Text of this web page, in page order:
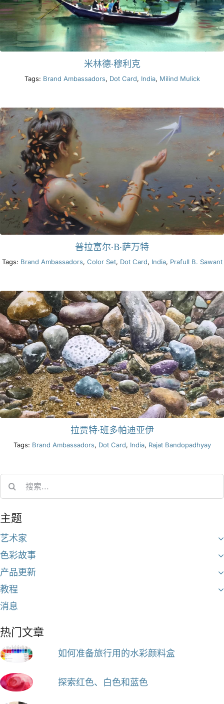
米林德·穆利克
Tags: Brand Ambassadors, Dot Card, India, Milind Mulick
普拉富尔·B·萨万特
Tags: Brand Ambassadors, Color Set, Dot Card, India, Prafull B. Sawant
拉贾特·班多帕迪亚伊
Tags: Brand Ambassadors, Dot Card, India, Rajat Bandopadhyay
主题
艺术家
色彩故事
产品更新
教程
消息
热门文章
如何准备旅行用的水彩颜料盒
探索红色、白色和蓝色